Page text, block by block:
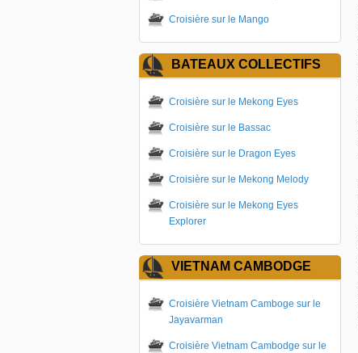
Croisière sur le Mango
BATEAUX COLLECTIFS
Croisière sur le Mekong Eyes
Croisière sur le Bassac
Croisière sur le Dragon Eyes
Croisière sur le Mekong Melody
Croisière sur le Mekong Eyes
Explorer
VIETNAM CAMBODGE
Croisière Vietnam Camboge sur le
Jayavarman
Croisière Vietnam Cambodge sur le